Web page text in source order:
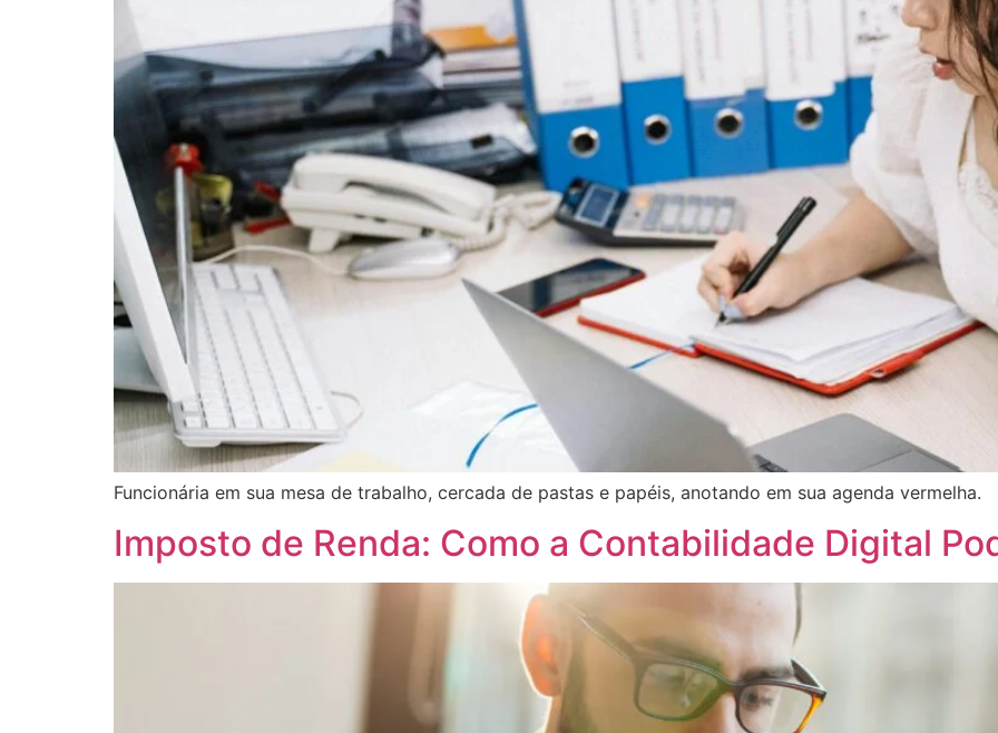
Funcionária em sua mesa de trabalho, cercada de pastas e papéis, anotando em sua agenda vermelha.
Imposto de Renda: Como a Contabilidade Digital